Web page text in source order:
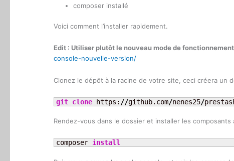
composer installé
Voici comment l’installer rapidement.
Edit : Utiliser plutôt le nouveau mode de
console-nouvelle-version/
Clonez le dépôt à la racine de votre site, ceci créera un
git clone https: //github.com/nenes25/
Rendez-vous dans le dossier et installer les composants
composer install